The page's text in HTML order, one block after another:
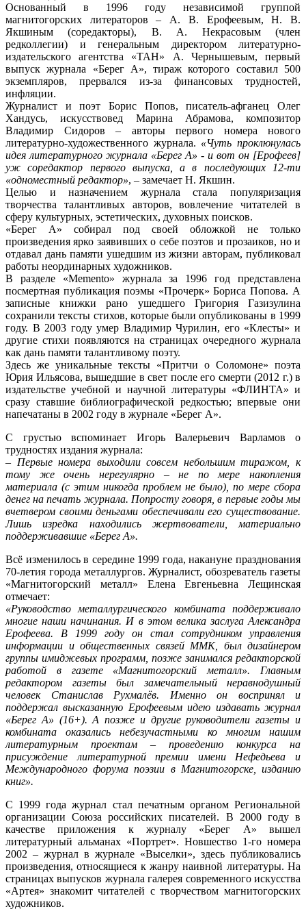
Основанный в 1996 году независимой группой
магнитогорских литераторов – А. В. Ерофеевым, Н. В.
Якшиным (соредакторы), В. А. Некрасовым (член
редколлегии) и генеральным директором литературно-
издательского агентства «ТАН» А. Чернышевым, первый
выпуск журнала «Берег А», тираж которого составил 500
экземпляров, прервался из-за финансовых трудностей,
инфляции.
Журналист и поэт Борис Попов, писатель-афганец Олег
Хандусь, искусствовед Марина Абрамова, композитор
Владимир Сидоров – авторы первого номера нового
литературно-художественного журнала. «Чуть проклюнулась
идея литературного журнала «Берег А» - и вот он [Ерофеев]
уж соредактор первого выпуска, а в последующих 12-ти
«одноместный редактор», – замечает Н. Якшин.
Целью и назначением журнала стала популяризация
творчества талантливых авторов, вовлечение читателей в
сферу культурных, эстетических, духовных поисков.
«Берег А» собирал под своей обложкой не только
произведения ярко заявивших о себе поэтов и прозаиков, но и
отдавал дань памяти ушедшим из жизни авторам, публиковал
работы неординарных художников.
В разделе «Memento» журнала за 1996 год представлена
посмертная публикация поэмы «Прочерк» Бориса Попова. А
записные книжки рано ушедшего Григория Газизулина
сохранили тексты стихов, которые были опубликованы в 1999
году. В 2003 году умер Владимир Чурилин, его «Клесты» и
другие стихи появляются на страницах очередного журнала
как дань памяти талантливому поэту.
Здесь же уникальные тексты «Притчи о Соломоне» поэта
Юрия Ильясова, вышедшие в свет после его смерти (2012 г.) в
издательстве учебной и научной литературы «ФЛИНТА» и
сразу ставшие библиографической редкостью; впервые они
напечатаны в 2002 году в журнале «Берег А».
С грустью вспоминает Игорь Валерьевич Варламов о
трудностях издания журнала:
– Первые номера выходили совсем небольшим тиражом, к
тому же очень нерегулярно – не по мере накопления
материала (с этим никогда проблем не было), по мере сбора
денег на печать журнала. Попросту говоря, в первые годы мы
вчетвером своими деньгами обеспечивали его существование.
Лишь изредка находились жертвователи, материально
поддерживавшие «Берег А».
Всё изменилось в середине 1999 года, накануне празднования
70-летия города металлургов. Журналист, обозреватель газеты
«Магнитогорский металл» Елена Евгеньевна Лещинская
отмечает:
«Руководство металлургического комбината поддерживало
многие наши начинания. И в этом велика заслуга Александра
Ерофеева. В 1999 году он стал сотрудником управления
информации и общественных связей ММК, был дизайнером
группы имиджевых программ, позже занимался редакторской
работой в газете «Магнитогорский металл». Главным
редактором газеты был замечательный неравнодушный
человек Станислав Рухмалёв. Именно он воспринял и
поддержал высказанную Ерофеевым идею издавать журнал
«Берег А» (16+). А позже и другие руководители газеты и
комбината оказались небезучастными ко многим нашим
литературным проектам – проведению конкурса на
присуждение литературной премии имени Нефедьева и
Международного форума поэзии в Магнитогорске, изданию
книг».
С 1999 года журнал стал печатным органом Региональной
организации Союза российских писателей. В 2000 году в
качестве приложения к журналу «Берег А» вышел
литературный альманах «Портрет». Новшество 1-го номера
2002 – журнал в журнале «Выселки», здесь публиковались
произведения, относящиеся к жанру наивной литературы. На
страницах выпусков журнала галерея современного искусства
«Артея» знакомит читателей с творчеством магнитогорских
художников.